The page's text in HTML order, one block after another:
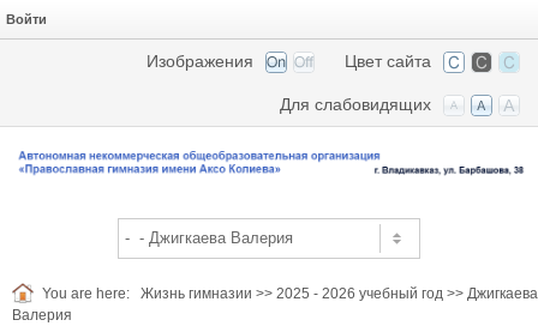
Войти
Цвет сайта
Изображения
Для слабовидящих
You are here: Жизнь гимназии >> 2025 - 2026 учебный год >> Джигкаева
Валерия